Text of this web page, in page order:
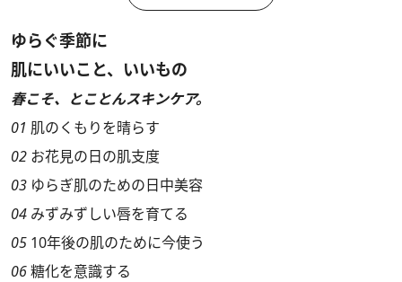
ゆらぐ季節に
肌にいいこと、いいもの
春こそ、とことんスキンケア。
01 肌のくもりを晴らす
02 お花見の日の肌支度
03 ゆらぎ肌のための日中美容
04 みずみずしい唇を育てる
05 10年後の肌のために今使う
06糖化を意識する